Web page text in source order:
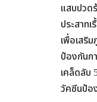
แสบปวด
ประสาท
เพื่อเสริ
ป้องกันก
เคล็ดลับ
วัคซีนป้